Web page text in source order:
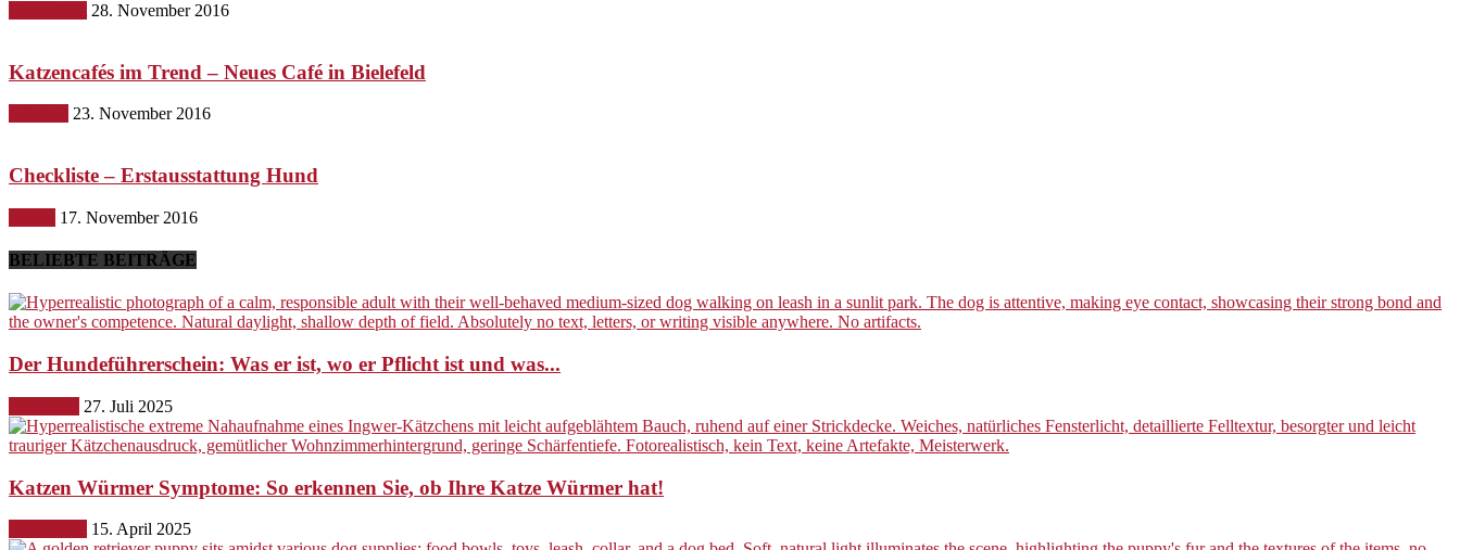
28. November 2016
Katzencafés im Trend – Neues Café in Bielefeld
23. November 2016
Checkliste – Erstausstattung Hund
17. November 2016
BELIEBTE BEITRÄGE
Der Hundeführerschein: Was er ist, wo er Pflicht ist und was...
27. Juli 2025
Katzen Würmer Symptome: So erkennen Sie, ob Ihre Katze Würmer hat!
15. April 2025